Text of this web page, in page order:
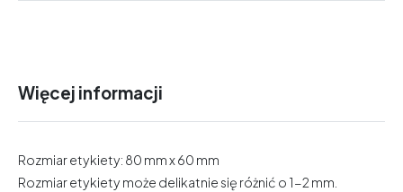
Więcej informacji
Rozmiar etykiety: 80 mm x 60 mm
Rozmiar etykiety może delikatnie się różnić o 1-2 mm.